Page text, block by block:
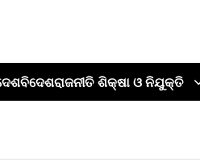
ବିଦେଶରାଜନୀତି ଶିକ୍ଷା ଓ ନିଯୁକ୍ତି